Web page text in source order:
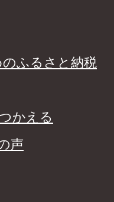
ふるさと納税
かえる
声